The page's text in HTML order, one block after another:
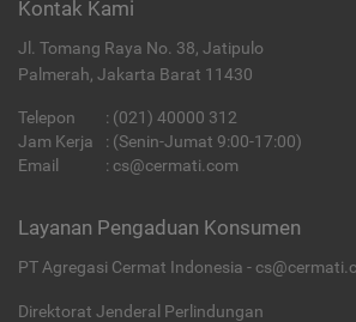
Kontak Kami
Jl. Tomang Raya No. 38, Jatipulo
Palmerah, Jakarta Barat 11430
Telepon : (021) 40000 312
Jam Kerja
: (Senin-Jumat 9:00-17:00)
Email
: cs@cermati.com
Layanan Pengaduan Konsumen
PT Agregasi Cermat Indonesia -
Direktorat Jenderal Perlindungan